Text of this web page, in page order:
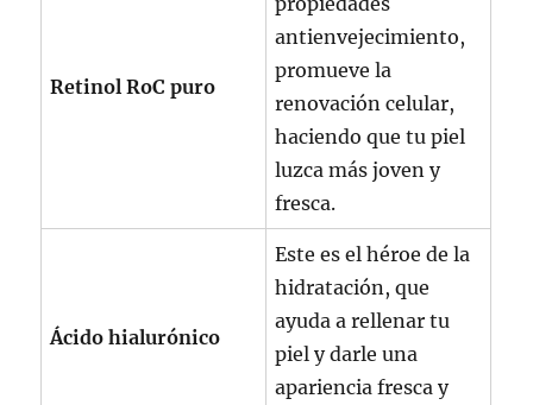
Retinol RoC puro
antienvejecimiento,
promueve la
renovación celular,
haciendo que tu piel
luzca más joven y
fresca.
Ácido hialurónico
Este es el héroe de la
hidratación, que
ayuda a rellenar tu
piel y darle una
apariencia fresca y